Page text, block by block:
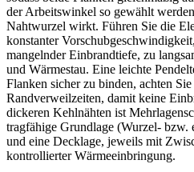
der Arbeitswinkel so gewählt
Nahtwurzel wirkt. Führen Sie die
konstanter
mangelnder Einbrandtiefe, zu
und Wärmestau. Eine leichte
Flanken sicher zu binden, achten
Randverweilzeiten, damit keine
dickeren Kehlnähten ist
tragfähige Grundlage (Wurzel- bzw.
und eine Decklage, jeweils mit
kontrollierter Wärmeeinbringung.